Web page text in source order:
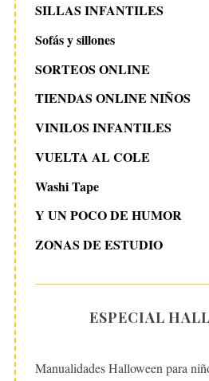
SILLAS INFANTILES
Sofás y sillones
SORTEOS ONLINE
TIENDAS ONLINE NIÑOS
VINILOS INFANTILES
VUELTA AL COLE
Washi Tape
Y UN POCO DE HUMOR
ZONAS DE ESTUDIO
ESPECIAL
Manualidades Halloween para